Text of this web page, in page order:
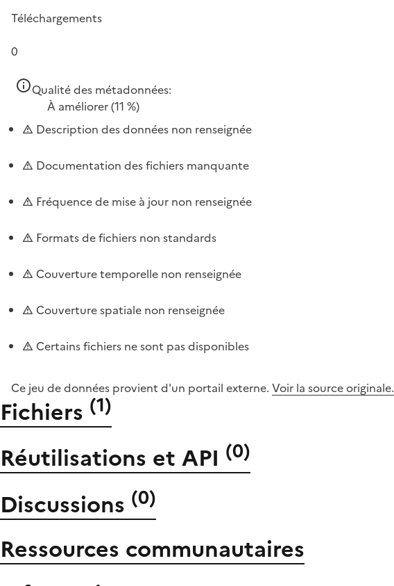
Téléchargements
0
Qualité des métadonnées:
À améliorer(11 %)
Description des données non renseignée
Documentation des fichiers manquante
Fréquence de mise à jour non renseignée
Formats de fichiers non standards
Couverture temporelle non renseignée
Couverture spatiale non renseignée
Certains fichiers ne sont pas disponibles
Ce jeu de données provient d'un portail externe. Voir la source originale.
Fichiers (1)
Réutilisations et API (0)
Discussions (0)
Ressources communautaires